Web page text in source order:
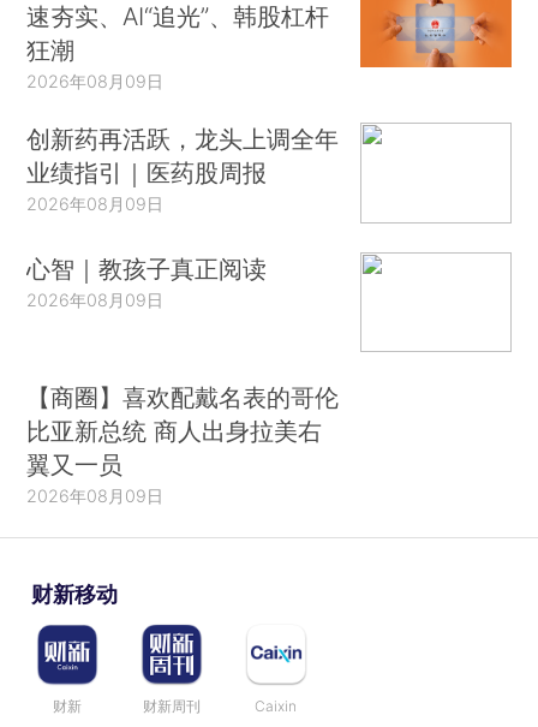
速夯实、AI“追光”、韩股杠杆
狂潮
2026年08月09日
创新药再活跃，龙头上调全年
业绩指引｜医药股周报
2026年08月09日
心智｜教孩子真正阅读
2026年08月09日
【商圈】喜欢配戴名表的哥伦
比亚新总统 商人出身拉美右
翼又一员
2026年08月09日
财新移动
财新 财新周刊 Caixin